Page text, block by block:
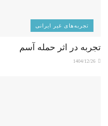
تجربه‌های غیر ایرانی
تجربه در اثر حمله آسم